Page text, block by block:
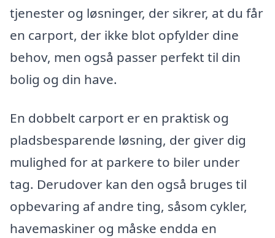
tjenester og løsninger, der sikrer, at du får
en carport, der ikke blot opfylder dine
behov, men også passer perfekt til din
bolig og din have.
En dobbelt carport er en praktisk og
pladsbesparende løsning, der giver dig
mulighed for at parkere to biler under
tag. Derudover kan den også bruges til
opbevaring af andre ting, såsom cykler,
havemaskiner og måske endda en